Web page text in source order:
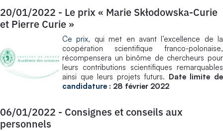
20/01/2022 - Le prix « Marie Skłodowska-Curie
et Pierre Curie »
Ce prix, qui met en avant l’excellence de la
coopération scientifique franco-polonaise,
récompensera un binôme de chercheurs pour
leurs contributions scientifiques remarquables
ainsi que leurs projets futurs. Date limite de
candidature : 28 février 2022
06/01/2022 - Consignes et conseils aux
personnels